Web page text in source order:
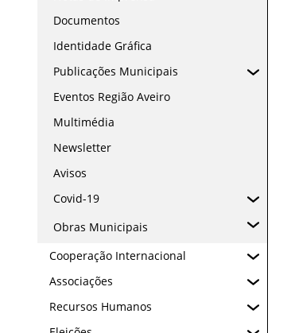
Documentos
Identidade Gráfica
Publicações Municipais
Eventos Região Aveiro
Multimédia
Newsletter
Avisos
Covid-19
Obras Municipais
Cooperação Internacional
Associações
Recursos Humanos